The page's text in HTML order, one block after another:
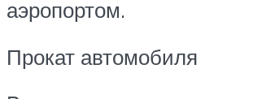
аэропортом.
Прокат автомобиля